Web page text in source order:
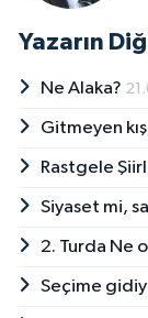
Yazarın
Ne Alaka?
Gitmeyen
Rastgele
Siyaset mi,
2. Turda Ne
Seçime